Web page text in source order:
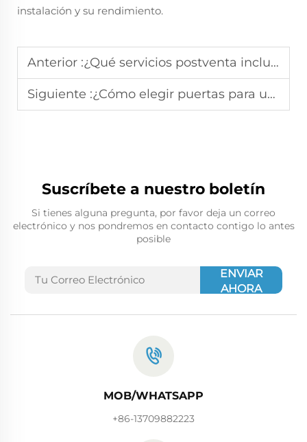
instalación y su rendimiento.
Anterior :¿Qué servicios postventa incluyen los almacenes prefabricados en venta?
Siguiente :¿Cómo elegir puertas para un hangar de aeronaves?
Suscríbete a nuestro boletín
Si tienes alguna pregunta, por favor deja un correo
electrónico y nos pondremos en contacto contigo lo antes
posible
ENVIAR
AHORA
MOB/WHATSAPP
+86-13709882223